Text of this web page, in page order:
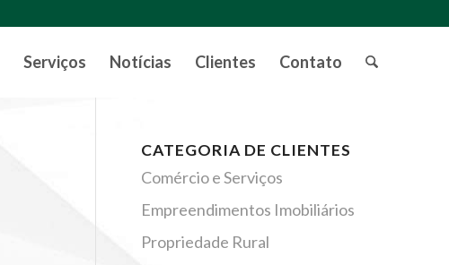
Serviços Notícias Clientes Contato
CATEGORIA DE CLIENTES
Comércio e Serviços
Empreendimentos Imobiliários
Propriedade Rural